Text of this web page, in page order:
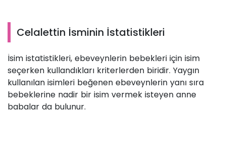
Celalettin İsminin İstatistikleri
İsim istatistikleri, ebeveynlerin bebekleri için isim
seçerken kullandıkları kriterlerden biridir. Yaygın
kullanılan isimleri beğenen ebeveynlerin yanı sıra
bebeklerine nadir bir isim vermek isteyen anne
babalar da bulunur.